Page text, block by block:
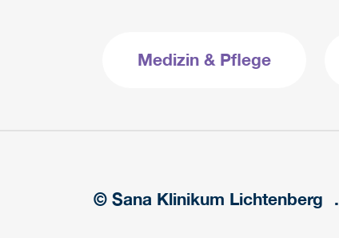
Medizin & Pflege
© Sana Klinikum Lichtenberg